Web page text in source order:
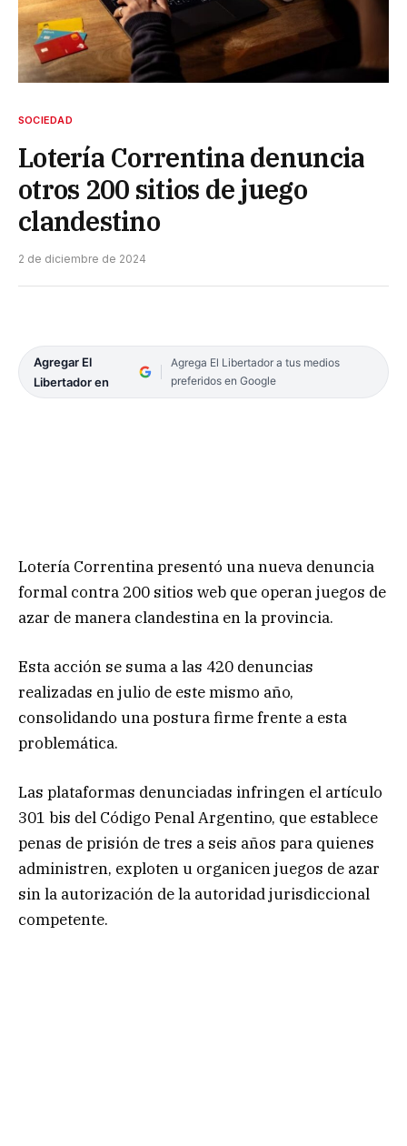
SOCIEDAD
Lotería Correntina denuncia
otros 200 sitios de juego
clandestino
2 de diciembre de 2024
Agregar El
Libertador en
Agrega El Libertador a tus medios
preferidos en Google
Lotería Correntina presentó una nueva denuncia
formal contra 200 sitios web que operan juegos de
azar de manera clandestina en la provincia.
Esta acción se suma a las 420 denuncias
realizadas en julio de este mismo año,
consolidando una postura firme frente a esta
problemática.
Las plataformas denunciadas infringen el artículo
301 bis del Código Penal Argentino, que establece
penas de prisión de tres a seis años para quienes
administren, exploten u organicen juegos de azar
sin la autorización de la autoridad jurisdiccional
competente.